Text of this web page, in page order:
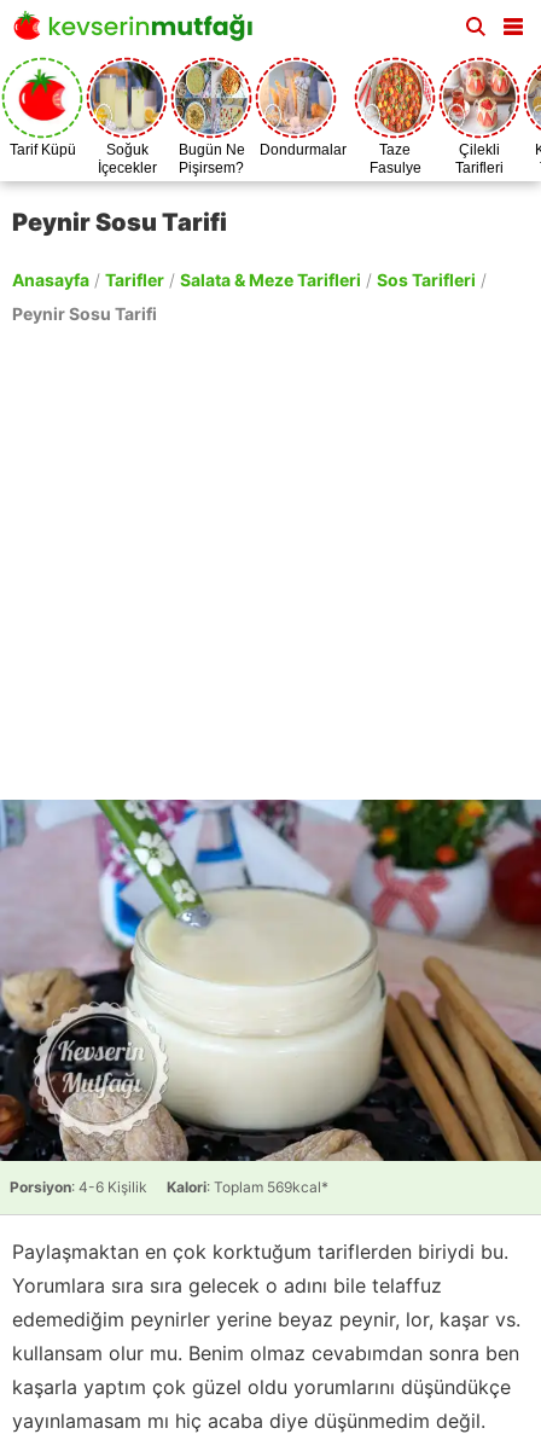
Tarif Küpü
Soğuk
İçecekler
Bugün Ne
Pişirsem?
Dondurmalar
Taze
Fasulye
Zamanı
Çilekli
Tarifleri
Peynir Sosu Tarifi
Anasayfa / Tarifler / Salata & Meze Tarifleri / Sos Tarifleri /
Peynir Sosu Tarifi
Porsiyon: 4-6 Kişilik Kalori: Toplam 569kcal*
Paylaşmaktan en çok korktuğum tariflerden biriydi bu.
Yorumlara sıra sıra gelecek o adını bile telaffuz
edemediğim peynirler yerine beyaz peynir, lor, kaşar vs.
kullansam olur mu. Benim olmaz cevabımdan sonra ben
kaşarla yaptım çok güzel oldu yorumlarını düşündükçe
yayınlamasam mı hiç acaba diye düşünmedim değil.